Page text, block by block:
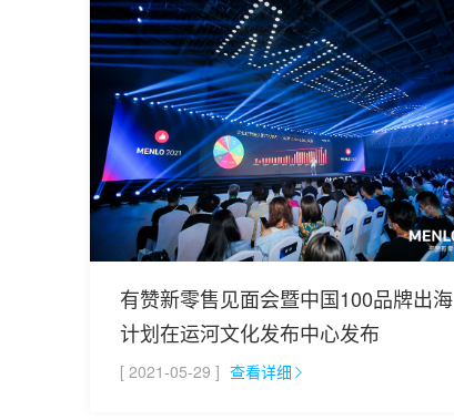
有赞新零售见面会暨中国100品牌出海
计划在运河文化发布中心发布
[ 2021-05-29 ] 查看详细